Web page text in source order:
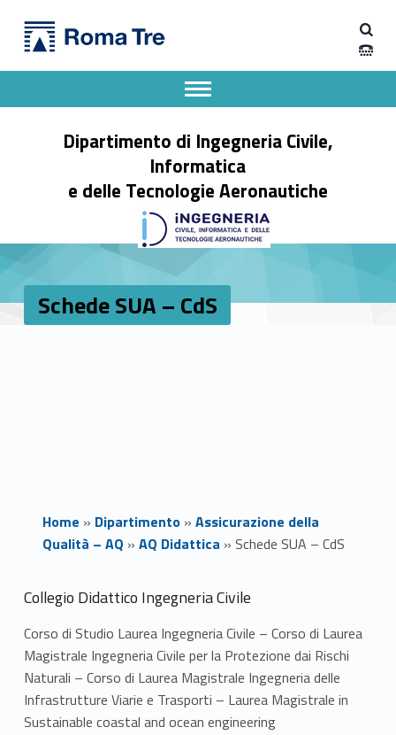
Schede SUA – CdS - Dipartimento di Ingegneria Civile, Informatica e delle Tecnologie Aeronautiche
Dipartimento di Ingegneria Civile,
Informatica
e delle Tecnologie Aeronautiche
Apri il menu secondario
Header info sidebar
Schede SUA – CdS
Home » Dipartimento» Assicurazione della
Qualità – AQ » AQ Didattica » Schede SUA – CdS
S
c
h
e
Collegio Didattico Ingegneria Civile
Corso di Studio Laurea Ingegneria Civile – Corso di Laurea
Magistrale Ingegneria Civile per la Protezione dai Rischi
Naturali – Corso di Laurea Magistrale Ingegneria delle
Infrastrutture Viarie e Trasporti – Laurea Magistrale in
Sustainable coastal and ocean engineering